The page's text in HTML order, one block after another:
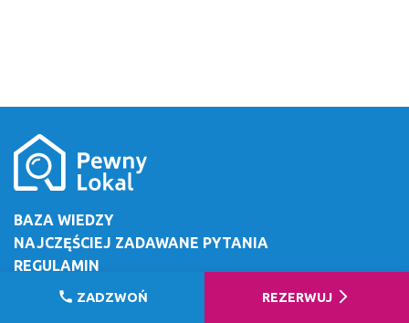
BAZA WIEDZY
NAJCZĘŚCIEJ ZADAWANE PYTANIA
REGULAMIN
O FIRMIE
call ZADZWOŃ REZERWUJ arrow_forward_ios